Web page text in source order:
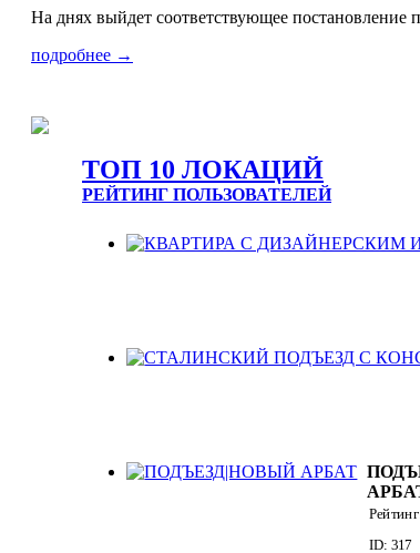
На днях выйдет соответствующее постановление
подробнее →
ТОП 10 ЛОКАЦИЙ
РЕЙТИНГ ПОЛЬЗОВАТЕЛЕЙ
ID: 317